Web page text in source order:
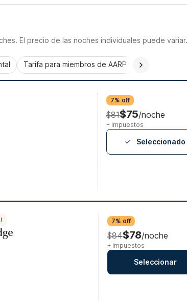
El precio de las noches individuales puede variar.
Tarifa para miembros de AARP
7% off
$81$75/noche
+ Impuestos
Seleccionado
7% off
$84$78/noche
+ Impuestos
Seleccionar